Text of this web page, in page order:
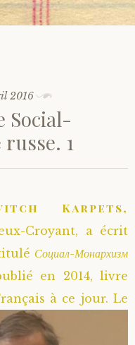
2016
Social-
1
Karpets,
Croyant, a écrit
Социал-Монархизм
en 2014, livre
à ce jour. Le